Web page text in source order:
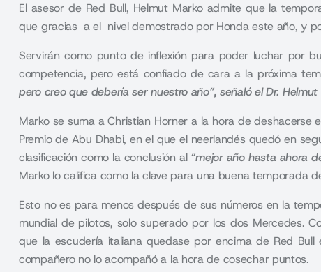
El asesor de Red Bull, Helmut Marko admite que la
que gracias a el nivel demostrado por Honda este año, y
Servirán como punto de inflexión para poder luchar por
competencia, pero está confiado de cara a la próxima
pero creo que debería ser nuestro año”, señaló el Dr.
Marko se suma a Christian Horner a la hora de deshacerse
Premio de Abu Dhabi, en el que el neerlandés quedó en
clasificación como la conclusión al “mejor año hasta ahora
Marko lo califica como la clave para una buena temporada
Esto no es para menos después de sus números en la
mundial de pilotos, solo superado por los dos Mercedes.
que la escudería italiana quedase por encima de Red
compañero no lo acompañó a la hora de cosechar puntos.